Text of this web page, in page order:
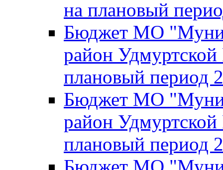
на плановый
Бюджет МО
район
плановый период
Бюджет МО
район
плановый период